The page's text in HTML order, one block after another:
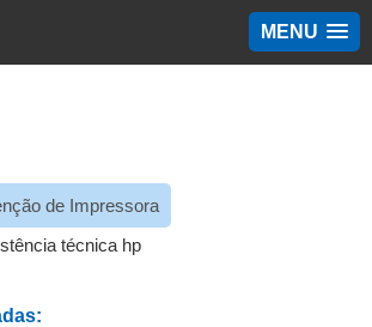
MENU
de Impressora
técnica hp